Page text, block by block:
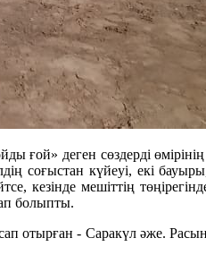
деген сөздерді
соғыстан күйеуі, екі
кезінде мешіттің
болыпты.
отырған - Саракүл әже.